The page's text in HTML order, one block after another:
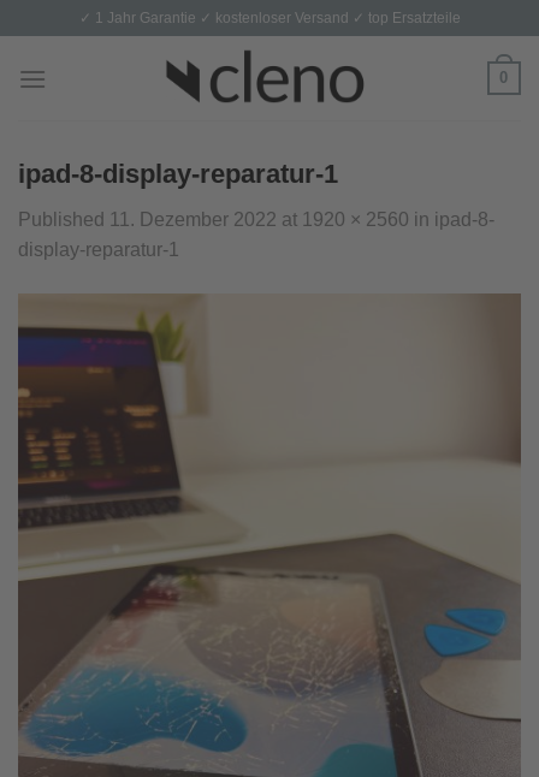
content
✓ 1 Jahr Garantie ✓ kostenloser Versand ✓ top Ersatzteile
0
ipad-8-display-reparatur-1
Published 11. Dezember 2022 at 1920 × 2560 in ipad-8-
display-reparatur-1